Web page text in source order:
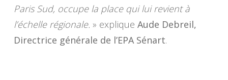
Paris Sud, occupe la place qui lui revient à
l’échelle régionale. » explique Aude Debreil,
Directrice générale de l’EPA Sénart.